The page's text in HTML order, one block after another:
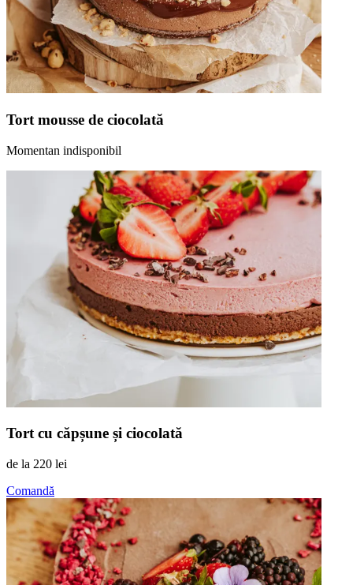
Tort mousse de ciocolată
Momentan indisponibil
Tort cu căpșune și ciocolată
de la 220 lei
Comandă